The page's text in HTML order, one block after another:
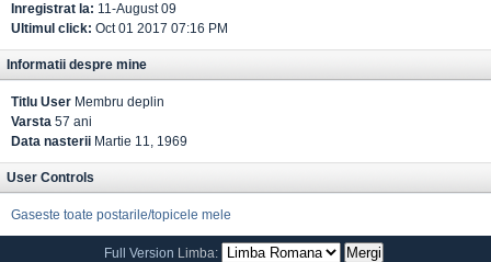
Inregistrat la: 11-August 09
Ultimul click: Oct 01 2017 07:16 PM
Informatii despre mine
Titlu User Membru deplin
Varsta 57 ani
Data nasterii Martie 11, 1969
User Controls
Gaseste toate postarile/topicele mele
Full Version Limba: